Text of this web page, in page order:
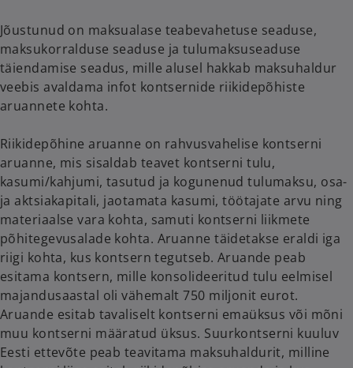
Jõustunud on maksualase teabevahetuse seaduse,
maksukorralduse seaduse ja tulumaksuseaduse
täiendamise seadus, mille alusel hakkab maksuhaldur
veebis avaldama infot kontsernide riikidepõhiste
aruannete kohta.
Riikidepõhine aruanne on rahvusvahelise kontserni
aruanne, mis sisaldab teavet kontserni tulu,
kasumi/kahjumi, tasutud ja kogunenud tulumaksu, osa-
ja aktsiakapitali, jaotamata kasumi, töötajate arvu ning
materiaalse vara kohta, samuti kontserni liikmete
põhitegevusalade kohta. Aruanne täidetakse eraldi iga
riigi kohta, kus kontsern tegutseb. Aruande peab
esitama kontsern, mille konsolideeritud tulu eelmisel
majandusaastal oli vähemalt 750 miljonit eurot.
Aruande esitab tavaliselt kontserni emaüksus või mõni
muu kontserni määratud üksus. Suurkontserni kuuluv
Eesti ettevõte peab teavitama maksuhaldurit, milline